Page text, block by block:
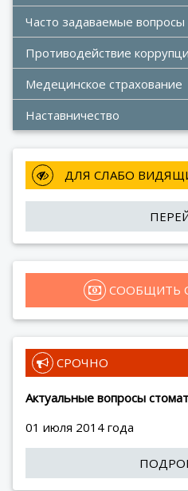
Часто задаваемые вопросы
Противодействие
Медецинское страхование
Наставничество
ДЛЯ СЛАБО
СООБЩИТЬ
СРОЧНО
Актуальные вопросы
01 июля 2014 года